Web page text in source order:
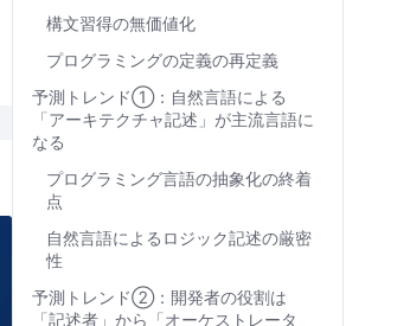
構文習得の無価値化
プログラミングの定義の再定義
予測トレンド①：自然言語による
「アーキテクチャ記述」が主流言語に
なる
プログラミング言語の抽象化の終着
点
自然言語によるロジック記述の厳密
性
予測トレンド②：開発者の役割は
「記述者」から「オーケストレータ